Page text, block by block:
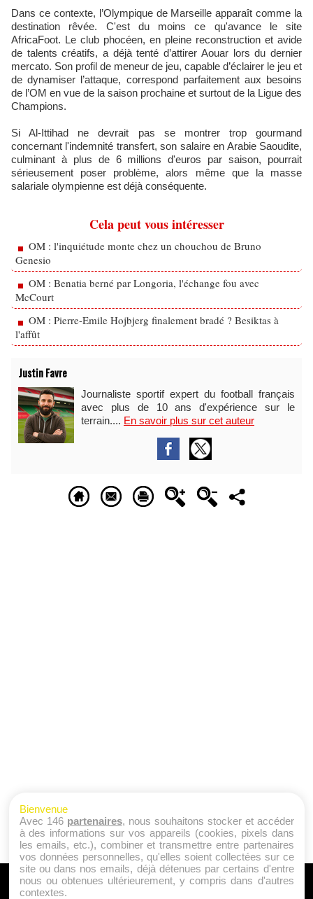
Dans ce contexte, l’Olympique de Marseille apparaît comme la
destination rêvée. C'est du moins ce qu'avance le site
AfricaFoot. Le club phocéen, en pleine reconstruction et avide
de talents créatifs, a déjà tenté d’attirer Aouar lors du dernier
mercato. Son profil de meneur de jeu, capable d’éclairer le jeu et
de dynamiser l’attaque, correspond parfaitement aux besoins
de l’OM en vue de la saison prochaine et surtout de la Ligue des
Champions.
Si Al-Ittihad ne devrait pas se montrer trop gourmand
concernant l'indemnité transfert, son salaire en Arabie Saoudite,
culminant à plus de 6 millions d'euros par saison, pourrait
sérieusement poser problème, alors même que la masse
salariale olympienne est déjà conséquente.
Cela peut vous intéresser
OM : l'inquiétude monte chez un chouchou de Bruno
Genesio
OM : Benatia berné par Longoria, l'échange fou avec
McCourt
OM : Pierre-Emile Hojbjerg finalement bradé ? Besiktas à
l'affût
Justin Favre
Journaliste sportif expert du football français
avec plus de 10 ans d'expérience sur le
terrain.... En savoir plus sur cet auteur
A PROPOS
Bienvenue
Avec 146 partenaires, nous souhaitons stocker et accéder
à des informations sur vos appareils (cookies, pixels dans
les emails, etc.), combiner et transmettre entre partenaires
vos données personnelles, qu'elles soient collectées sur ce
site ou dans nos emails, déjà détenues par certains d'entre
nous ou obtenues ultérieurement, y compris dans d'autres
contextes.